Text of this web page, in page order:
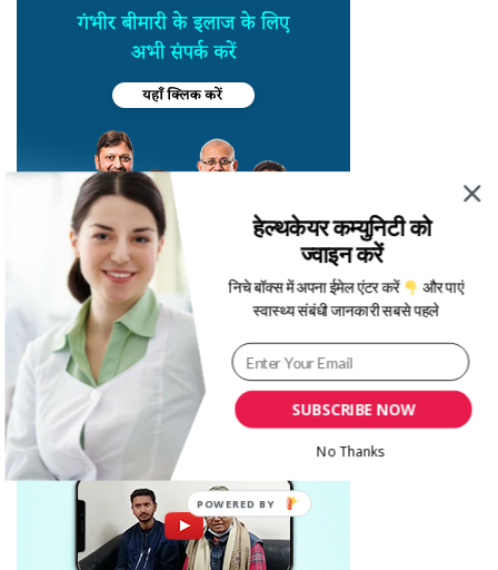
SUBSCRIBE NOW
हेल्थकेयर कम्युनिटी को
ज्वाइन करें
निचे बॉक्स में अपना ईमेल एंटर करें
और पाएं
स्वास्थ्य संबंधी जानकारी सबसे पहले
No Thanks
POWERED BY